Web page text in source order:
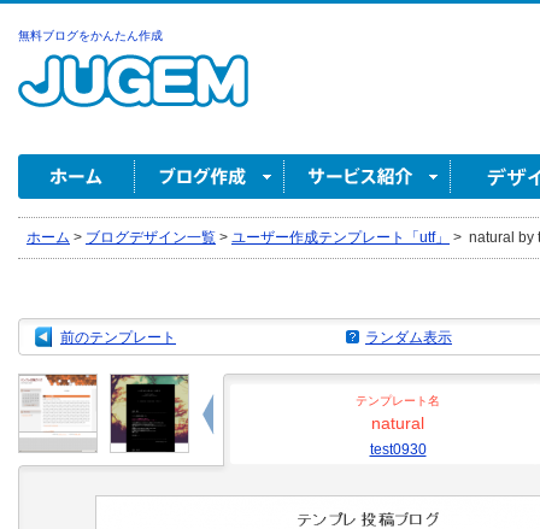
無料ブログをかんたん作成
ホーム > ブログデザイン一覧 > ユーザー作成テンプレート「utf」 > natural by
前のテンプレート ランダム表示
テンプレート名
natural
test0930